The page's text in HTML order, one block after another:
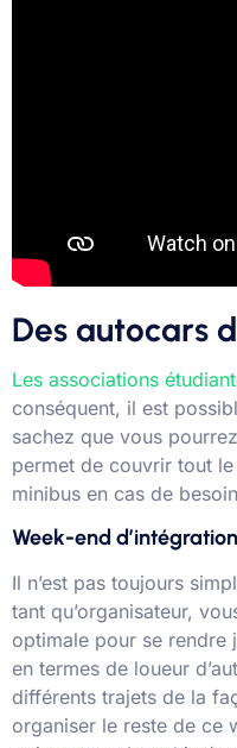
Des autocars
Les associations
conséquent, il est
sachez que vous
permet de couvrir tout
minibus en cas de
Week-end
Il n’est pas toujours
tant qu’organisateur,
optimale pour se rendre
en termes de loueur
différents trajets de la
organiser le reste de ce